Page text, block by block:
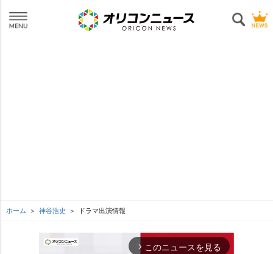
ホーム 神谷浩史 ドラマ出演情報
arrow_forward_ios このニュースを見る